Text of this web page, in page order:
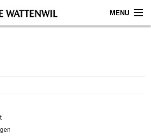
MENU